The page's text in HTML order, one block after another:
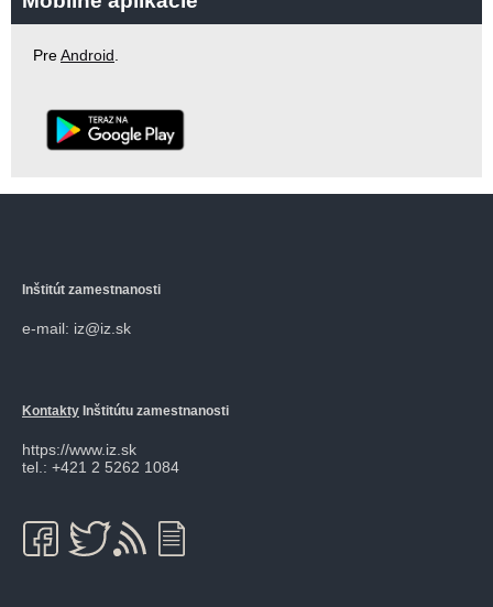
PreAndroid.
Inštitút zamestnanosti
e-mail: iz@iz.sk
Kontakty Inštitútu zamestnanosti
https://www.iz.sk
tel.: +421 2 5262 1084